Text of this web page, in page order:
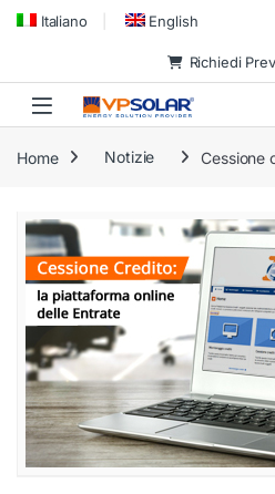
Skip to navigation
Skip to content
Italiano English
Richiedi
Home Notizie Cessione